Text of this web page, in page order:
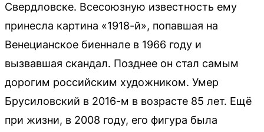
Свердловске. Всесоюзную известность ему
принесла картина «1918-й», попавшая на
Венецианское биеннале в 1966 году и
вызвавшая скандал. Позднее он стал самым
дорогим российским художником. Умер
Брусиловский в 2016-м в возрасте 85 лет. Ещё
при жизни, в 2008 году, его фигура была